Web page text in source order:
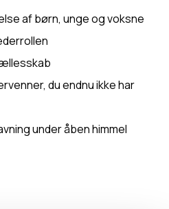
af børn, unge og voksne
du endnu ikke har
under åben himmel